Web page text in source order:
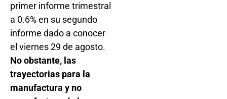
primer informe trimestral
a 0.6% en su segundo
informe dado a conocer
el viernes 29 de agosto.
No obstante, las
trayectorias para la
manufactura y no